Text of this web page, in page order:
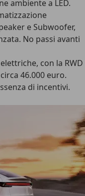
ambiente a LED.
e Subwoofer,
No passi avanti
con la RWD
46.000 euro.
di incentivi.